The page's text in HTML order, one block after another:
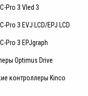
Pro 3 Vled 3
Pro 3 EVJ LCD/EPJ LCD
Pro 3 EPJgraph
Optimus Drive
контроллеры Kinсo